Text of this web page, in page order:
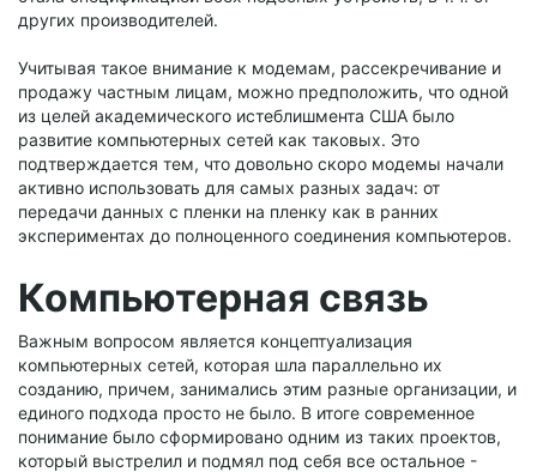
других производителей.
Учитывая такое внимание к модемам, рассекречивание и
продажу частным лицам, можно предположить, что одной
из целей академического истеблишмента США было
развитие компьютерных сетей как таковых. Это
подтверждается тем, что довольно скоро модемы начали
активно использовать для самых разных задач: от
передачи данных с пленки на пленку как в ранних
экспериментах до полноценного соединения компьютеров.
Компьютерная связь
Важным вопросом является концептуализация
компьютерных сетей, которая шла параллельно их
созданию, причем, занимались этим разные организации, и
единого подхода просто не было. В итоге современное
понимание было сформировано одним из таких проектов,
который выстрелил и подмял под себя все остальное -